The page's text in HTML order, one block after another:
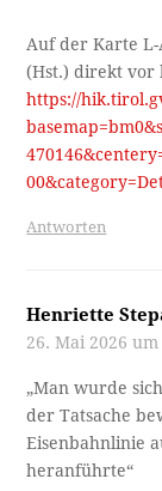
Auf der Karte L-
(Hst.) direkt vor
https://
Antworten
Henriette
26. Mai 2026
„Man wurde
der Tatsache
Eisenbahnlinie
heranführte“